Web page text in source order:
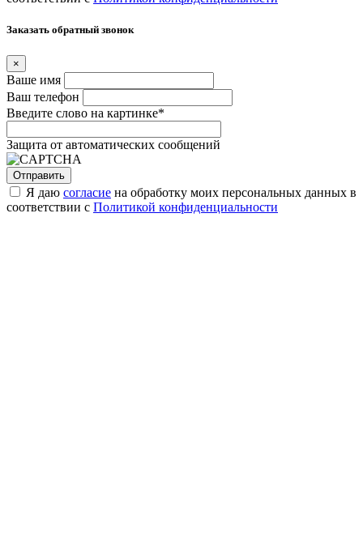
Заказать обратный звонок
×
Ваше имя
Ваш телефон
Введите слово на картинке*
Защита от автоматических сообщений
Я даю согласие на обработку моих персональных данных в
соответствии с Политикой конфиденциальности